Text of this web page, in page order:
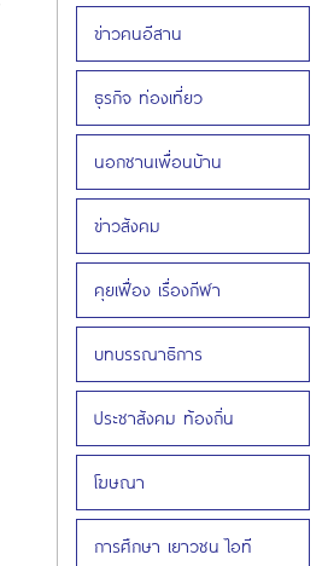
ข่าวคนอีสาน
ธุรกิจ ท่องเที่ยว
นอกชานเพื่อนบ้าน
ข่าวสังคม
คุยเฟื่อง เรื่องกีฬา
บทบรรณาธิการ
ประชาสังคม ท้องถิ่น
โฆษณา
การศึกษา เยาวชน ไอที